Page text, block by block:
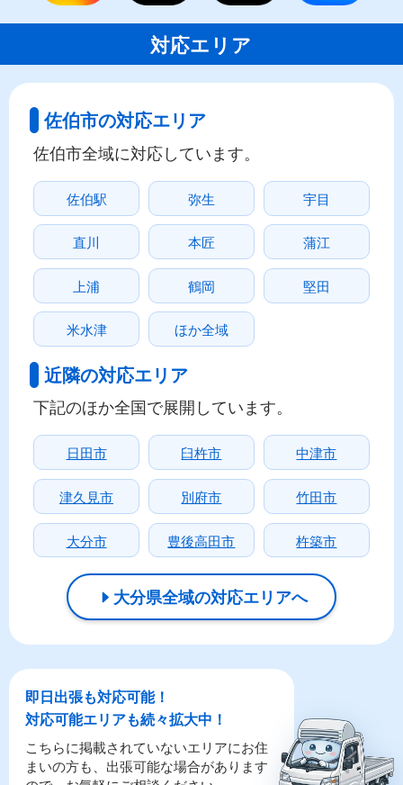
対応エリア
佐伯市の対応エリア
佐伯市全域に対応しています。
佐伯駅 弥生 宇目
直川 本匠 蒲江
上浦 鶴岡 堅田
米水津 ほか全域
近隣の対応エリア
下記のほか全国で展開しています。
日田市 臼杵市 中津市
津久見市 別府市 竹田市
大分市 豊後高田市 杵築市
大分県全域の対応エリアへ
即日出張も対応可能！
対応可能エリアも続々拡大中！
こちらに掲載されていないエリアにお住
まいの方も、出張可能な場合があります